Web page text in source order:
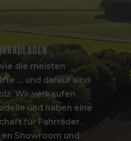
die meisten
... und darauf sind
Wir verkaufen
und haben eine
für Fahrräder.
Showroom und